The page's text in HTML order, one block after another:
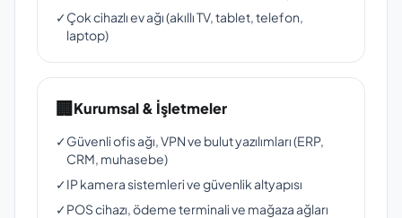
✓Çok cihazlı ev ağı (akıllı TV, tablet, telefon,
laptop)
🏢Kurumsal & İşletmeler
✓Güvenli ofis ağı, VPN ve bulut yazılımları (ERP,
CRM, muhasebe)
✓IP kamera sistemleri ve güvenlik altyapısı
✓POS cihazı, ödeme terminali ve mağaza ağları